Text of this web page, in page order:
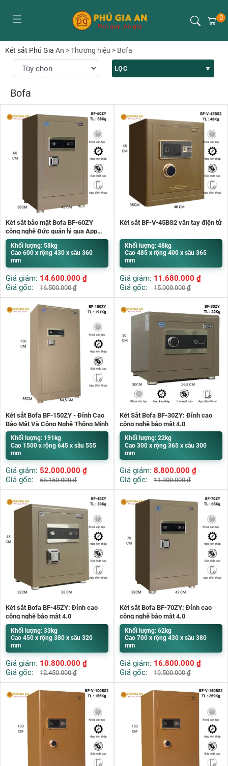
0
Két sắt Phú Gia An >Thương hiệu > Bofa
LỌC
Bofa
Két sắt bảo mật Bofa BF-60ZY
công nghệ Đức quản lý qua App
điện thoại
Khối lượng: 58kg
Cao 600 x rộng 430 x sâu 360
mm
Giá giảm: 14.600.000 ₫
Giá gốc:
16.500.000₫
Két sắt BF-V-45BS2 vân tay điện tử
Khối lượng: 48kg
Cao 485 x rộng 400 x sâu 365
mm
Giá giảm: 11.680.000 ₫
Giá gốc:
15.000.000₫
Két sắt Bofa BF-150ZY - Đỉnh Cao
Bảo Mật Và Công Nghệ Thông Minh
Khối lượng: 191kg
Cao 1500 x rộng 645 x sâu 555
mm
Giá giảm: 52.000.000 ₫
Giá gốc:
58.150.000₫
Két Sắt Bofa BF-30ZY: Đỉnh cao
công nghệ bảo mật 4.0
Khối lượng: 22kg
Cao 300 x rộng 365 x sâu 300
mm
Giá giảm: 8.800.000 ₫
Giá gốc:
11.300.000₫
Két sắt Bofa BF-45ZY: Đỉnh cao
công nghệ bảo mật 4.0
Khối lượng: 33kg
Cao 450 x rộng 380 x sâu 320
mm
Giá giảm: 10.800.000 ₫
Giá gốc:
12.450.000₫
Két sắt Bofa BF-70ZY: Đỉnh cao
công nghệ bảo mật 4.0
Khối lượng: 62kg
Cao 700 x rộng 430 x sâu 380
mm
Giá giảm: 16.800.000 ₫
Giá gốc:
19.500.000₫